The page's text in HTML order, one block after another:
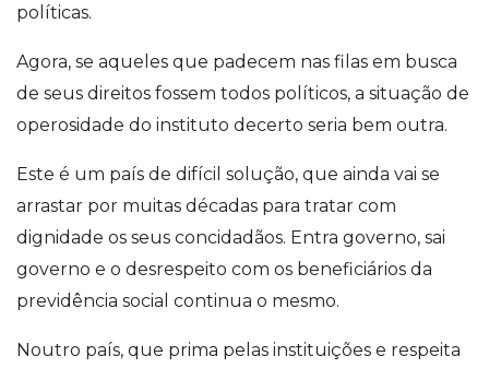
políticas.
Agora, se aqueles que padecem nas filas em busca
de seus direitos fossem todos políticos, a situação de
operosidade do instituto decerto seria bem outra.
Este é um país de difícil solução, que ainda vai se
arrastar por muitas décadas para tratar com
dignidade os seus concidadãos. Entra governo, sai
governo e o desrespeito com os beneficiários da
previdência social continua o mesmo.
Noutro país, que prima pelas instituições e respeita